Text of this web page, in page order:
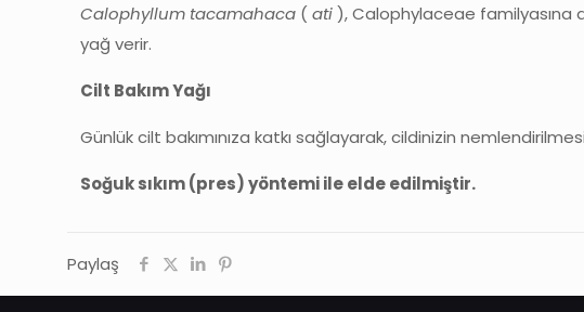
Calophyllum tacamahaca (ati), Calophylaceae familyasına
yağ verir.
Cilt Bakım Yağı
Günlük cilt bakımınıza katkı sağlayarak, cildinizin
Soğuk sıkım (pres) yöntemi ile elde edilmiştir.
Paylaş